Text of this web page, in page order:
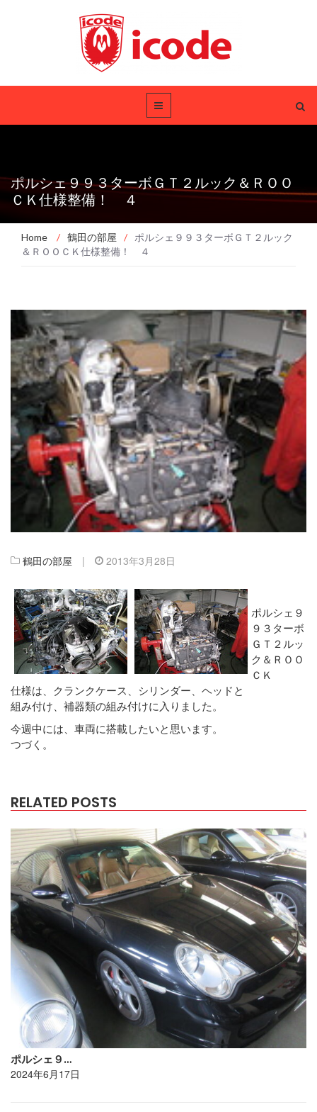
ポルシェ９９３ターボＧＴ２ルック＆ＲＯＯ
ＣＫ仕様整備！ ４
Home / 鶴田の部屋 /
ポルシェ９９３ターボＧＴ２ルック
＆ＲＯＯＣＫ仕様整備！ ４
鶴田の部屋 | 2013年3月28日
ポルシェ９
９３ターボ
ＧＴ２ルッ
ク＆ＲＯＯ
ＣＫ
仕様は、クランクケース、シリンダー、ヘッドと
組み付け、補器類の組み付けに入りました。
今週中には、車両に搭載したいと思います。
つづく。
RELATED POSTS
ポルシェ９…
2024年6月17日